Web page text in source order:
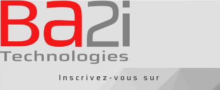
Aller
au
contenu
Inscrivez-vous sur